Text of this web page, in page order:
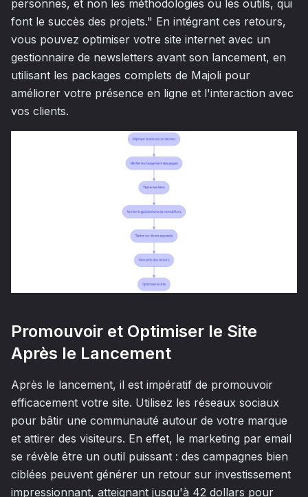
personnes, et non les méthodologies ou les outils, qui
font le succès des projets." En intégrant ces retours,
vous pouvez optimiser votre site internet avec un
gestionnaire de newsletters avant son lancement, en
utilisant les packages complets de Majoli pour
améliorer votre présence en ligne et l'interaction avec
vos clients.
Promouvoir et Optimiser le Site
Après le Lancement
Après le lancement, il est impératif de promouvoir
efficacement votre site. Utilisez les réseaux sociaux
pour bâtir une communauté autour de votre marque
et attirer des visiteurs. En effet, le marketing par email
se révèle être un outil puissant : des campagnes bien
ciblées peuvent générer un retour sur investissement
impressionnant, atteignant jusqu'à 42 dollars pour